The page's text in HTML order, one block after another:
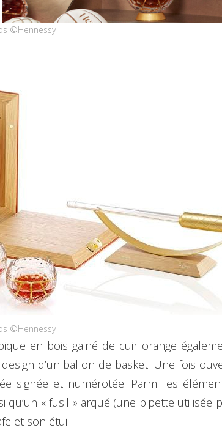
©Hennessy
©Hennessy
en bois gainé de cuir orange
d’un ballon de basket. Une fois
signée et numérotée. Parmi les
« fusil » arqué (une pipette utilisée
et son étui.